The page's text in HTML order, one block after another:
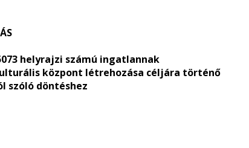
helyrajzi számú ingatlannak
központ létrehozása céljára történő
szóló döntéshez